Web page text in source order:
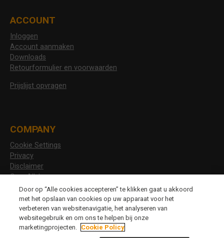
ACCOUNT
Inloggen
Account aanmaken
Downloads
Retourformulier en voorwaarden
Prijslijst opvragen
COMPANY
Cookie Settings
Privacy
Disclaimer
Over Allshoes
Vacatures
CHANGE LANGUAGE
Door op “Alle cookies accepteren” te klikken gaat u akkoord
met het opslaan van cookies op uw apparaat voor het
verbeteren van websitenavigatie, het analyseren van
websitegebruik en om ons te helpen bij onze
marketingprojecten. Cookie Policy